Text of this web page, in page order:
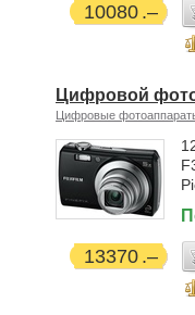
10080
Цифровой
Цифровые
13370